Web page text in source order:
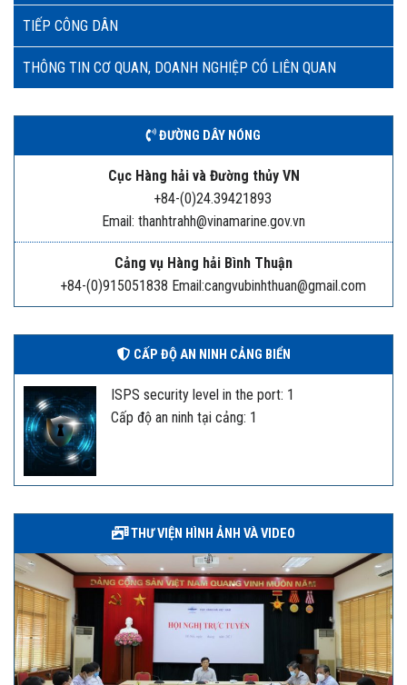
TIẾP CÔNG DÂN
THÔNG TIN CƠ QUAN, DOANH NGHIỆP CÓ LIÊN QUAN
ĐƯỜNG DÂY NÓNG
Cục Hàng hải và Đường thủy VN
+84-(0)24.39421893
Email: thanhtrahh@vinamarine.gov.vn
Cảng vụ Hàng hải Bình Thuận
+84-(0)915051838 Email:cangvubinhthuan@gmail.com
CẤP ĐỘ AN NINH CẢNG BIỂN
ISPS security level in the port: 1
Cấp độ an ninh tại cảng: 1
THƯ VIỆN HÌNH ẢNH VÀ VIDEO